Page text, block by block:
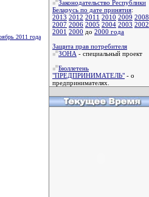
2011 года
Законодательство Республики
Беларусь по дате принятия:
2013 2012 2011 2010 2009 2008
2007 2006 2005 2004 2003 2002
2001 2000 до 2000 года
Защита прав потребителя
ЗОНА - специальный проект
Бюллетень
"ПРЕДПРИНИМАТЕЛЬ" - о
предпринимателях.